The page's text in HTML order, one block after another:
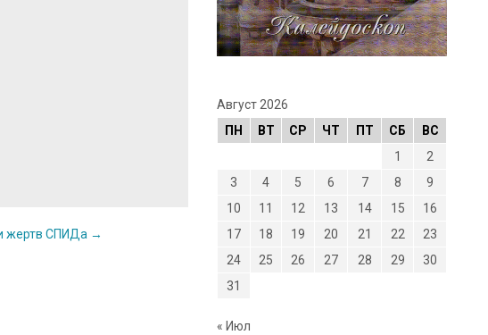
жертв СПИДа →
Август 2026
ПН
ВТ СР ЧТ ПТ СБ
ВС
1
2
3
4 5 6 7 8
9
10
11 12 13 14 15
16
17
18 19 20 21 22
23
24
25 26 27 28 29
30
31
« Июл